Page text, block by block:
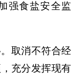
强食盐安全监
取消不符合经
充分发挥现有